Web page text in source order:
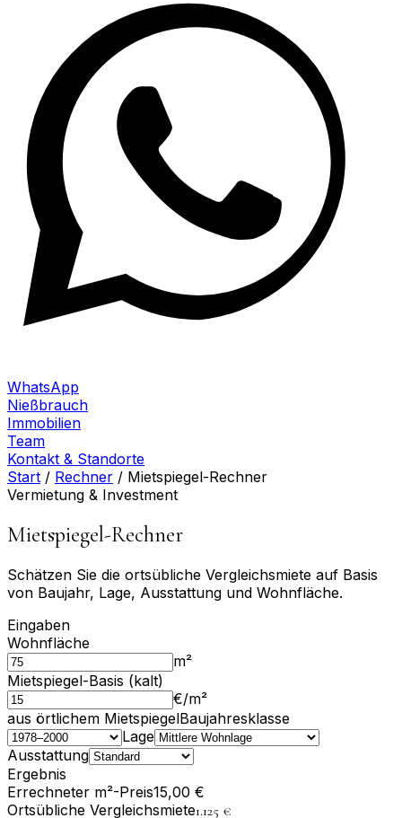
WhatsApp
Nießbrauch
Immobilien
Team
Kontakt & Standorte
Start / Rechner / Mietspiegel-Rechner
Vermietung & Investment
Mietspiegel-Rechner
Schätzen Sie die ortsübliche Vergleichsmiete auf Basis
von Baujahr, Lage, Ausstattung und Wohnfläche.
Eingaben
Wohnfläche
m²
Mietspiegel-Basis (kalt)
€/m²
aus örtlichem MietspiegelBaujahresklasse
Lage
Ausstattung
Ergebnis
Errechneter m²-Preis15,00 €
Ortsübliche Vergleichsmiete1.125 €